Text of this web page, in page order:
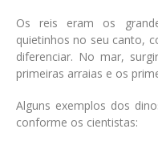
Os reis eram os
quietinhos no seu canto,
diferenciar. No mar,
primeiras arraias e os
Alguns exemplos dos
conforme os cientistas: